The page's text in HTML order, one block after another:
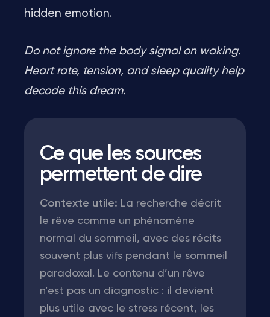
hidden emotion.
Do not ignore the body signal on waking.
Heart rate, tension, and sleep quality help
decode this dream.
Ce que les sources
permettent de dire
Contexte utile: La recherche décrit
le rêve comme un phénomène
normal du sommeil, avec des récits
souvent plus vifs pendant le sommeil
paradoxal. Le contenu d’un rêve
n’est pas un diagnostic : il devient
plus utile avec le stress récent, les